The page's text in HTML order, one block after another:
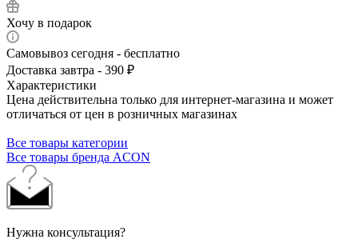
Хочу в подарок
Самовывоз сегодня - бесплатно
Доставка завтра - 390 ₽
Характеристики
Цена действительна только для интернет-магазина и может
отличаться от цен в розничных магазинах
Все товары категории
Все товары бренда ACON
Нужна консультация?